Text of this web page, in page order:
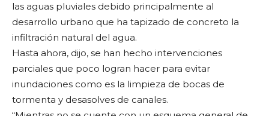
las aguas pluviales debido principalmente al
desarrollo urbano que ha tapizado de concreto la
infiltración natural del agua.
Hasta ahora, dijo, se han hecho intervenciones
parciales que poco logran hacer para evitar
inundaciones como es la limpieza de bocas de
tormenta y desasolves de canales.